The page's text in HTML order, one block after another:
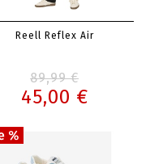
Reell Reflex Air
89,99 €
45,00 €